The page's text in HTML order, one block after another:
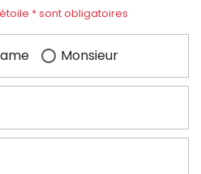
* sont obligatoires
Monsieur